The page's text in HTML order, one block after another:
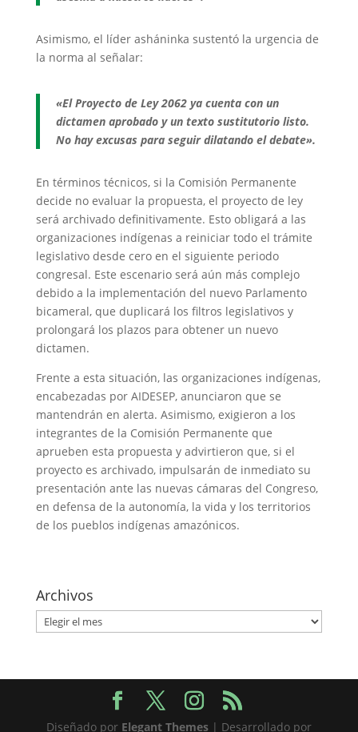
Asimismo, el líder asháninka sustentó la urgencia de
la norma al señalar:
«El Proyecto de Ley 2062 ya cuenta con un
dictamen aprobado y un texto sustitutorio listo.
No hay excusas para seguir dilatando el debate».
En términos técnicos, si la Comisión Permanente
decide no evaluar la propuesta, el proyecto de ley
será archivado definitivamente. Esto obligará a las
organizaciones indígenas a reiniciar todo el trámite
legislativo desde cero en el siguiente periodo
congresal. Este escenario será aún más complejo
debido a la implementación del nuevo Parlamento
bicameral, que duplicará los filtros legislativos y
prolongará los plazos para obtener un nuevo
dictamen.
Frente a esta situación, las organizaciones indígenas,
encabezadas por AIDESEP, anunciaron que se
mantendrán en alerta. Asimismo, exigieron a los
integrantes de la Comisión Permanente que
aprueben esta propuesta y advirtieron que, si el
proyecto es archivado, impulsarán de inmediato su
presentación ante las nuevas cámaras del Congreso,
en defensa de la autonomía, la vida y los territorios
de los pueblos indígenas amazónicos.
Archivos
Archivos
Diseñado por Elegant Themes| Desarrollado por